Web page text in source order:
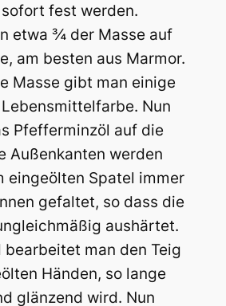
fest werden.
etwa ¾ der Masse auf
am besten aus Marmor.
Masse gibt man einige
Nun
Pfefferminzöl auf die
Außenkanten werden
eingeölten Spatel immer
gefaltet, so dass die
aushärtet.
man den Teig
Händen, so lange
glänzend wird. Nun